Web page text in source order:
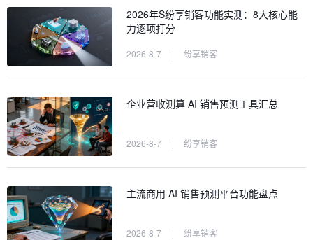
2026年S纷享销客功能实测：8大核心能
力逐项打分
2026-8-7 | 纷享销客
企业营收测算 AI 销售预测工具汇总
2026-8-7 | 纷享销客
主流商用 AI 销售预测平台功能盘点
2026-8-7 | 纷享销客